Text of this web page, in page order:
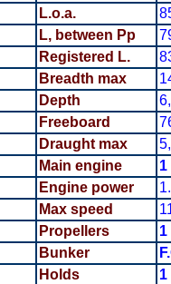
L.o.a.
L, between Pp
Registered L.
Breadth max
Depth
Freeboard
Draught max
Main engine 1
Engine power
Max speed
Propellers 1
Bunker
Holds
1